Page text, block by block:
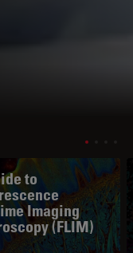
to
Imaging
(FLIM)